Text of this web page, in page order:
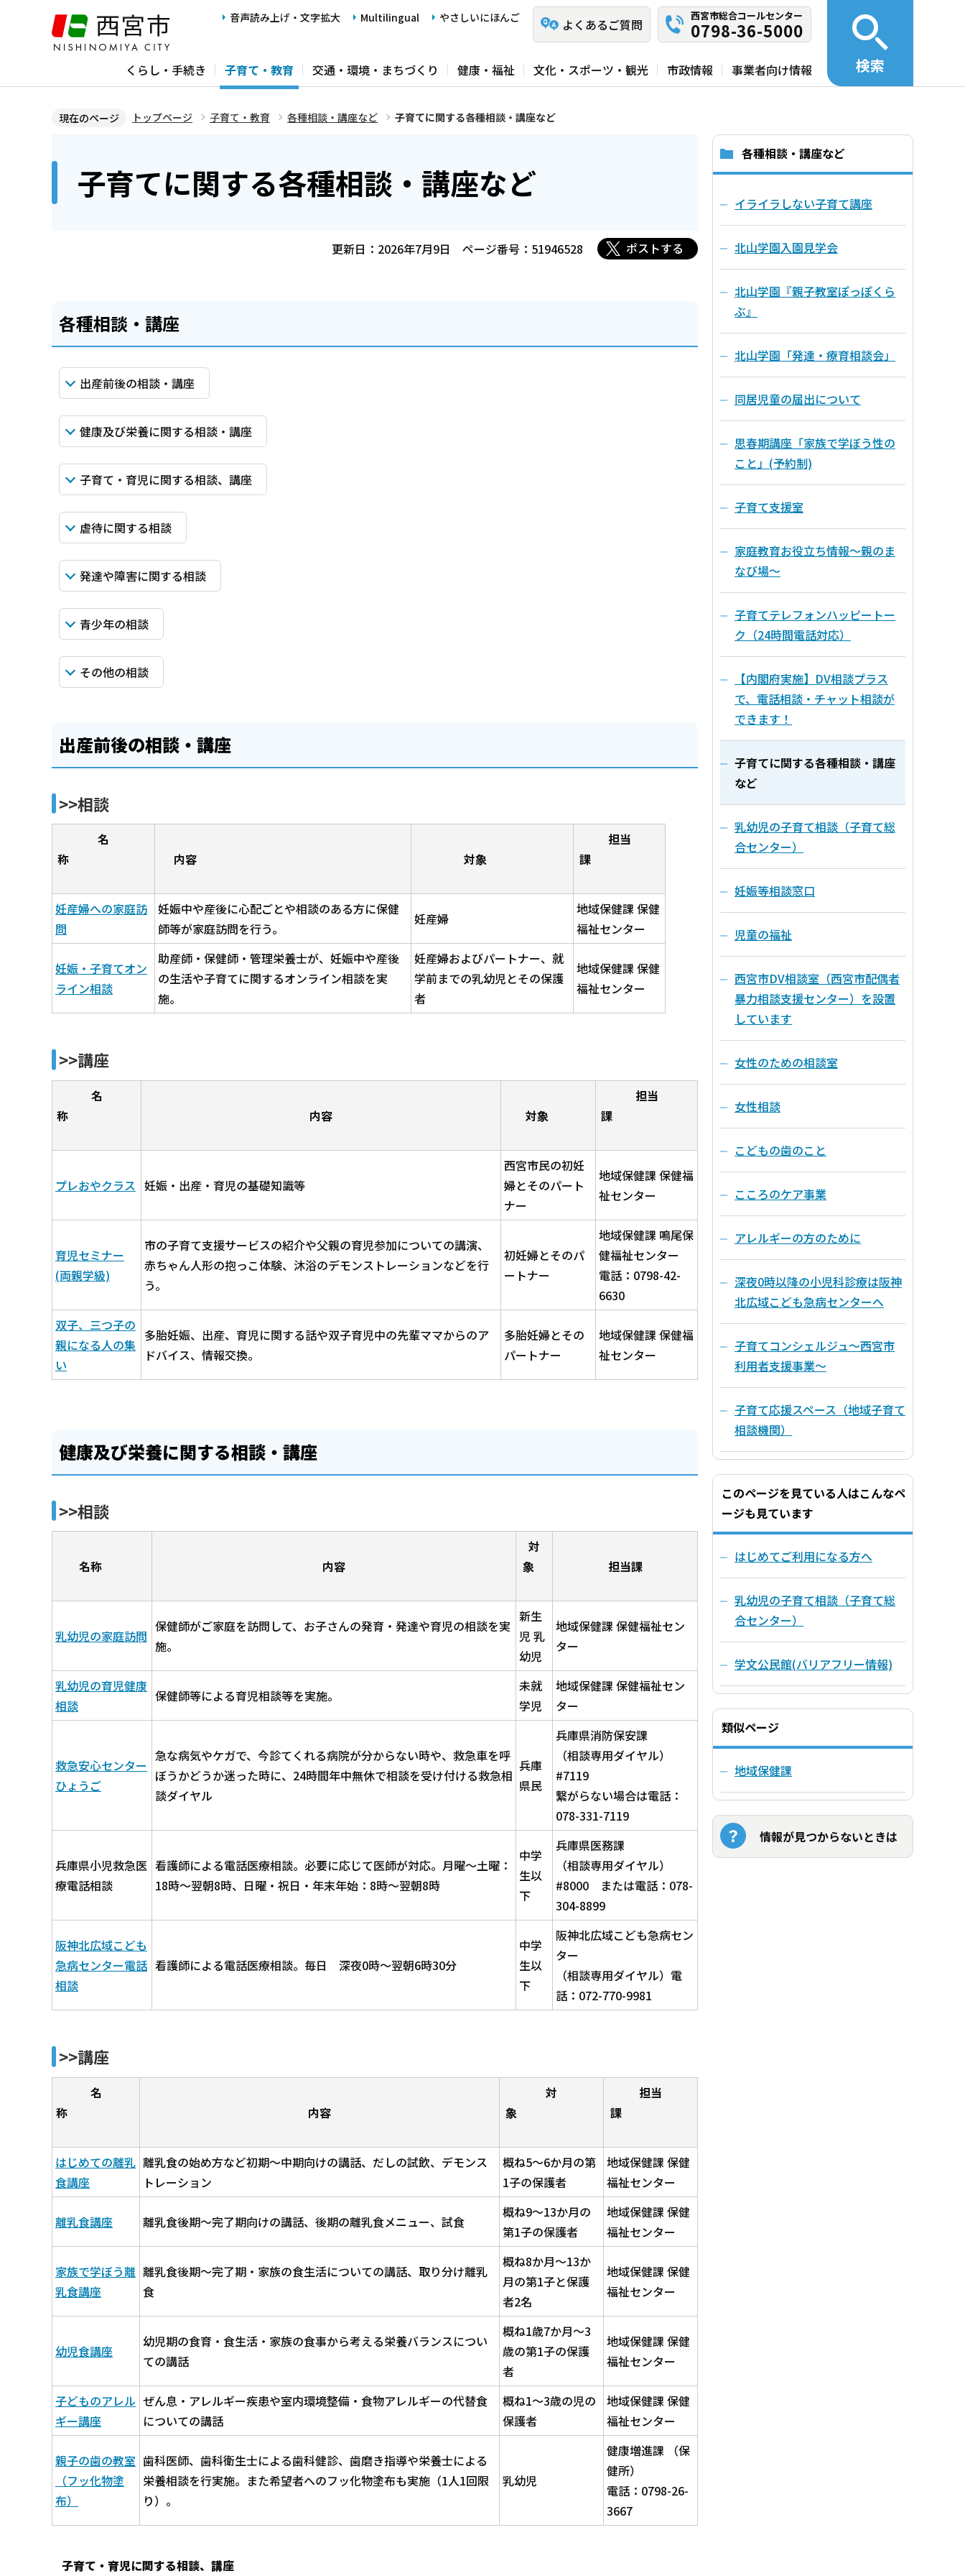
ジ
音声読み上げ・文字拡大 Multilingual やさしいにほんご よくあるご質問
西宮市総合コールセンター
0798-36-5000
くらし・手続き 子育て・教育 交通・環境・まちづくり 健康・福祉 文化・スポーツ・観光 市政情報 事業者向け情報 検索
現在のページ トップページ 子育て・教育 各種相談・講座など 子育てに関する各種相談・講座など
子育てに関する各種相談・講座など
更新日：2026年7月9日 ページ番号：51946528 ポストする
各種相談・講座
出産前後の相談・講座
健康及び栄養に関する相談・講座
子育て・育児に関する相談、講座
虐待に関する相談
発達や障害に関する相談
青少年の相談
その他の相談
出産前後の相談・講座
>>相談
名
称
内容 対象
担当
課
妊産婦への家庭訪
問
妊娠中や産後に心配ごとや相談のある方に保健
師等が家庭訪問を行う。
妊産婦
地域保健課 保健
福祉センター
妊娠・子育てオン
ライン相談
助産師・保健師・管理栄養士が、妊娠中や産後
の生活や子育てに関するオンライン相談を実
施。
妊産婦およびパートナー、就
学前までの乳幼児とその保護
者
地域保健課 保健
福祉センター
>>講座
名
称
内容 対象
担当
課
プレおやクラス 妊娠・出産・育児の基礎知識等
西宮市民の初妊
婦とそのパート
ナー
地域保健課 保健福
祉センター
育児セミナー
(両親学級)
市の子育て支援サービスの紹介や父親の育児参加についての講演、
赤ちゃん人形の抱っこ体験、沐浴のデモンストレーションなどを行
う。
初妊婦とそのパ
ートナー
地域保健課 鳴尾保
健福祉センター
電話：0798-42-
6630
双子、三つ子の
親になる人の集
い
多胎妊娠、出産、育児に関する話や双子育児中の先輩ママからのア
ドバイス、情報交換。
多胎妊婦とその
パートナー
地域保健課 保健福
祉センター
健康及び栄養に関する相談・講座
>>相談
名称 内容
対
象
担当課
乳幼児の家庭訪問
保健師がご家庭を訪問して、お子さんの発育・発達や育児の相談を実
施。
新生
児 乳
幼児
地域保健課 保健福祉セン
ター
乳幼児の育児健康
相談
保健師等による育児相談等を実施。
未就
学児
地域保健課 保健福祉セン
ター
救急安心センター
ひょうご
急な病気やケガで、今診てくれる病院が分からない時や、救急車を呼
ぼうかどうか迷った時に、24時間年中無休で相談を受け付ける救急相
談ダイヤル
兵庫
県民
兵庫県消防保安課
（相談専用ダイヤル）
#7119
繋がらない場合は電話：
078-331-7119
兵庫県小児救急医
療電話相談
看護師による電話医療相談。必要に応じて医師が対応。月曜～土曜：
18時～翌朝8時、日曜・祝日・年末年始：8時～翌朝8時
中学
生以
下
兵庫県医務課
（相談専用ダイヤル）
#8000 または電話：078-
304-8899
阪神北広域こども
急病センター電話
相談
看護師による電話医療相談。毎日 深夜0時～翌朝6時30分
中学
生以
下
阪神北広域こども急病セン
ター
（相談専用ダイヤル）電
話：072-770-9981
>>講座
名
称
内容
対
象
担当
課
はじめての離乳
食講座
離乳食の始め方など初期～中期向けの講話、だしの試飲、デモンス
トレーション
概ね5～6か月の第
1子の保護者
地域保健課 保健
福祉センター
離乳食講座 離乳食後期～完了期向けの講話、後期の離乳食メニュー、試食
概ね9～13か月の
第1子の保護者
地域保健課 保健
福祉センター
家族で学ぼう離
乳食講座
離乳食後期～完了期・家族の食生活についての講話、取り分け離乳
食
概ね8か月～13か
月の第1子と保護
者2名
地域保健課 保健
福祉センター
幼児食講座
幼児期の食育・食生活・家族の食事から考える栄養バランスについ
ての講話
概ね1歳7か月～3
歳の第1子の保護
者
地域保健課 保健
福祉センター
子どものアレル
ギー講座
ぜん息・アレルギー疾患や室内環境整備・食物アレルギーの代替食
についての講話
概ね1～3歳の児の
保護者
地域保健課 保健
福祉センター
親子の歯の教室
（フッ化物塗
布）
歯科医師、歯科衛生士による歯科健診、歯磨き指導や栄養士による
栄養相談を行実施。また希望者へのフッ化物塗布も実施（1人1回限
り）。
乳幼児
健康増進課 （保
健所）
電話：0798-26-
3667
子育て・育児に関する相談、講座
各種相談・講座など
イライラしない子育て講座
北山学園入園見学会
北山学園『親子教室ぽっぽくら
ぶ』
北山学園「発達・療育相談会」
同居児童の届出について
思春期講座「家族で学ぼう性の
こと」(予約制)
子育て支援室
家庭教育お役立ち情報～親のま
なび場～
子育てテレフォンハッピートー
ク（24時間電話対応）
【内閣府実施】DV相談プラス
で、電話相談・チャット相談が
できます！
子育てに関する各種相談・講座
など
乳幼児の子育て相談（子育て総
合センター）
妊娠等相談窓口
児童の福祉
西宮市DV相談室（西宮市配偶者
暴力相談支援センター）を設置
しています
女性のための相談室
女性相談
こどもの歯のこと
こころのケア事業
アレルギーの方のために
深夜0時以降の小児科診療は阪神
北広域こども急病センターへ
子育てコンシェルジュ～西宮市
利用者支援事業～
子育て応援スペース（地域子育て
相談機関）
このページを見ている人はこんなペ
ージも見ています
はじめてご利用になる方へ
乳幼児の子育て相談（子育て総
合センター）
学文公民館(バリアフリー情報)
類似ページ
地域保健課
情報が見つからないときは